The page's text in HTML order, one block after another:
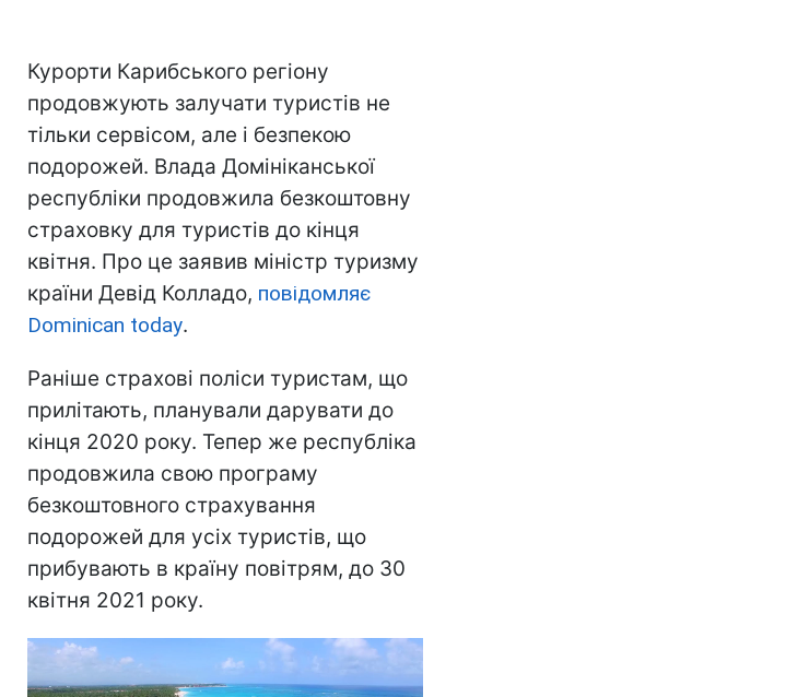
Курорти Карибського регіону
продовжують залучати туристів не
тільки сервісом, але і безпекою
подорожей. Влада Домініканської
республіки продовжила безкоштовну
страховку для туристів до кінця
квітня. Про це заявив міністр туризму
країни Девід Колладо, повідомляє
Dominican today.
Раніше страхові поліси туристам, що
прилітають, планували дарувати до
кінця 2020 року. Тепер же республіка
продовжила свою програму
безкоштовного страхування
подорожей для усіх туристів, що
прибувають в країну повітрям, до 30
квітня 2021 року.